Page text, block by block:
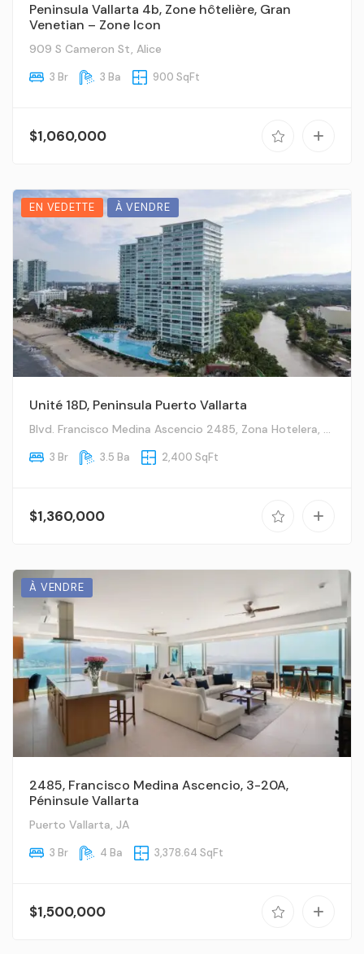
Peninsula Vallarta 4b, Zone hôtelière, Gran
Venetian – Zone Icon
909 S Cameron St, Alice
3 Br 3 Ba 900 SqFt
$1,060,000
EN VEDETTE À VENDRE
Unité 18D, Peninsula Puerto Vallarta
Blvd. Francisco Medina Ascencio 2485, Zona Hotelera, Zona Hotelera Nte., 48333 Puerto Vallarta, Jal.
3 Br 3.5 Ba 2,400 SqFt
$1,360,000
À VENDRE
2485, Francisco Medina Ascencio, 3-20A,
Péninsule Vallarta
Puerto Vallarta, JA
3 Br 4 Ba 3,378.64 SqFt
$1,500,000